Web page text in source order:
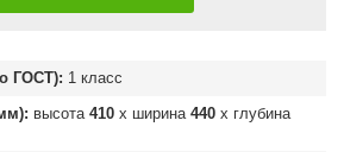
ГОСТ): 1 класс
высота 410 х ширина 440 х глубина